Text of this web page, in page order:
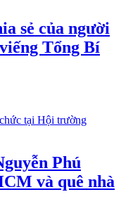
sẻ của người
Tổng Bí
Phú
và quê nhà